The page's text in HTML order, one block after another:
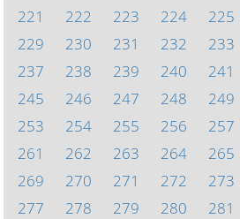
221
222 223 224 225
229
230 231 232 233
237
238 239 240 241
245
246 247 248 249
253
254 255 256 257
261
262 263 264 265
269
270 271 272 273
277
278 279 280 281